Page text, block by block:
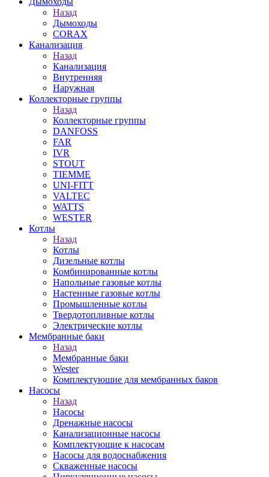
Назад
Дымоходы
CORAX
Канализация
Назад
Канализация
Внутренняя
Наружная
Коллекторные группы
Назад
Коллекторные группы
DANFOSS
FAR
IVR
STOUT
TIEMME
UNI-FITT
VALTEC
WATTS
WESTER
Котлы
Назад
Котлы
Дизельные котлы
Комбинированные котлы
Напольные газовые котлы
Настенные газовые котлы
Промышленные котлы
Твердотопливные котлы
Электрические котлы
Мембранные баки
Назад
Мембранные баки
Wester
Комплектуюшие для мембранных баков
Насосы
Назад
Насосы
Дренажные насосы
Канализационные насосы
Комплектующие к насосам
Насосы для водоснабжения
Скваженные насосы